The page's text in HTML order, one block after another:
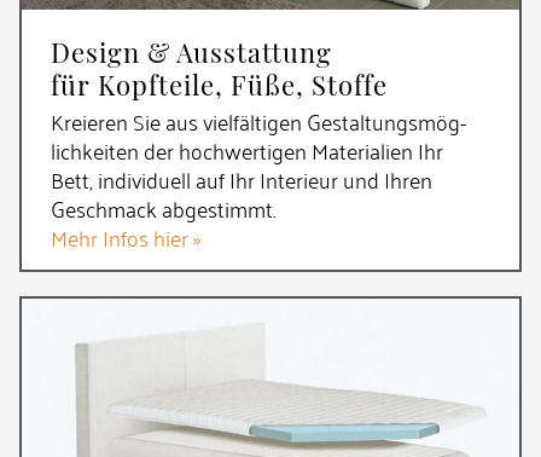
Design & Ausstattung
für Kopfteile, Füße, Stoffe
Kreieren Sie aus vielfältigen Gestal­tungs­mög­
lich­keiten der hochwertigen Materialien Ihr
Bett, individuell auf Ihr Interieur und Ihren
Geschmack abgestimmt.
Mehr Infos hier »